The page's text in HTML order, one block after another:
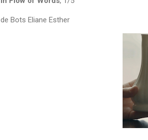
de Bots Eliane Esther